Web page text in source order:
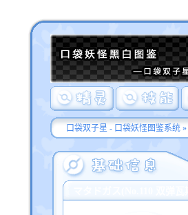
口袋双子星 - 口袋妖怪图鉴系统»